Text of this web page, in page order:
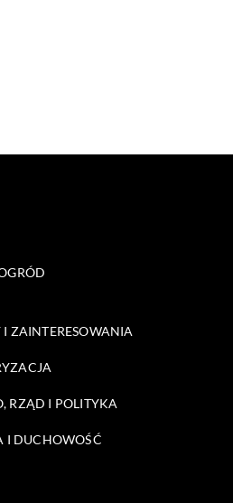
I ZAINTERESOWANIA
RZĄD I POLITYKA
I DUCHOWOŚĆ